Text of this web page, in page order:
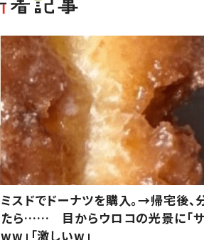
ミスドでドーナツを購入。→帰宅後、
たら…… 目からウロコの光景に「サ
ww」「激しいw」